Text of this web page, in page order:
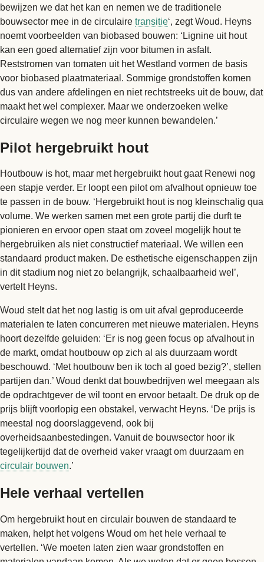
bewijzen we dat het kan en nemen we de traditionele
bouwsector mee in de circulaire transitie‘, zegt Woud. Heyns
noemt voorbeelden van biobased bouwen: ‘Lignine uit hout
kan een goed alternatief zijn voor bitumen in asfalt.
Reststromen van tomaten uit het Westland vormen de basis
voor biobased plaatmateriaal. Sommige grondstoffen komen
dus van andere afdelingen en niet rechtstreeks uit de bouw, dat
maakt het wel complexer. Maar we onderzoeken welke
circulaire wegen we nog meer kunnen bewandelen.’
Pilot hergebruikt hout
Houtbouw is hot, maar met hergebruikt hout gaat Renewi nog
een stapje verder. Er loopt een pilot om afvalhout opnieuw toe
te passen in de bouw. ‘Hergebruikt hout is nog kleinschalig qua
volume. We werken samen met een grote partij die durft te
pionieren en ervoor open staat om zoveel mogelijk hout te
hergebruiken als niet constructief materiaal. We willen een
standaard product maken. De esthetische eigenschappen zijn
in dit stadium nog niet zo belangrijk, schaalbaarheid wel’,
vertelt Heyns.
Woud stelt dat het nog lastig is om uit afval geproduceerde
materialen te laten concurreren met nieuwe materialen. Heyns
hoort dezelfde geluiden: ‘Er is nog geen focus op afvalhout in
de markt, omdat houtbouw op zich al als duurzaam wordt
beschouwd. ‘Met houtbouw ben ik toch al goed bezig?’, stellen
partijen dan.’ Woud denkt dat bouwbedrijven wel meegaan als
de opdrachtgever de wil toont en ervoor betaalt. De druk op de
prijs blijft voorlopig een obstakel, verwacht Heyns. ‘De prijs is
meestal nog doorslaggevend, ook bij
overheidsaanbestedingen. Vanuit de bouwsector hoor ik
tegelijkertijd dat de overheid vaker vraagt om duurzaam en
circulair bouwen.’
Hele verhaal vertellen
Om hergebruikt hout en circulair bouwen de standaard te
maken, helpt het volgens Woud om het hele verhaal te
vertellen. ‘We moeten laten zien waar grondstoffen en